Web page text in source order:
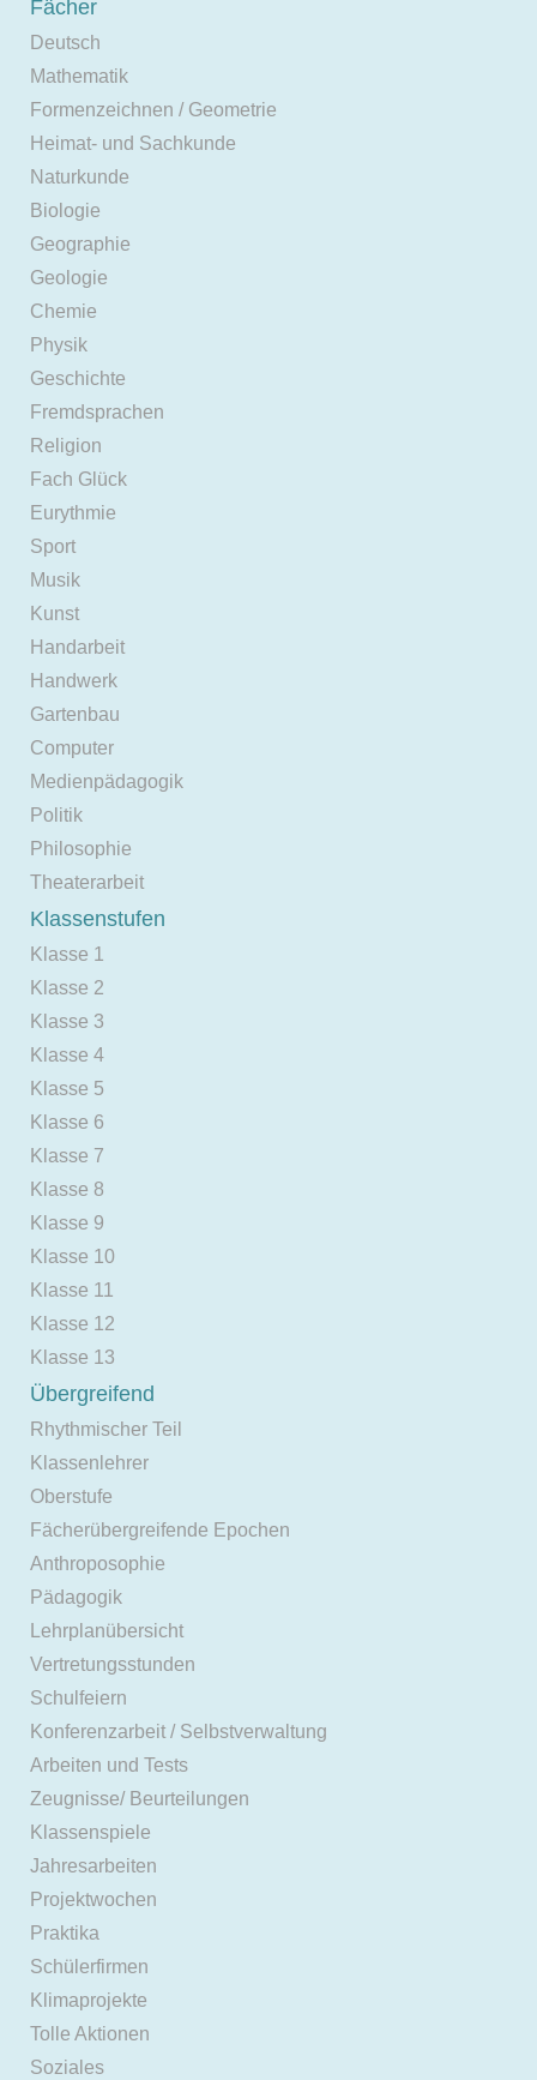
Fächer
Deutsch
Mathematik
Formenzeichnen / Geometrie
Heimat- und Sachkunde
Naturkunde
Biologie
Geographie
Geologie
Chemie
Physik
Geschichte
Fremdsprachen
Religion
Fach Glück
Eurythmie
Sport
Musik
Kunst
Handarbeit
Handwerk
Gartenbau
Computer
Medienpädagogik
Politik
Philosophie
Theaterarbeit
Klassenstufen
Klasse 1
Klasse 2
Klasse 3
Klasse 4
Klasse 5
Klasse 6
Klasse 7
Klasse 8
Klasse 9
Klasse 10
Klasse 11
Klasse 12
Klasse 13
Übergreifend
Rhythmischer Teil
Klassenlehrer
Oberstufe
Fächerübergreifende Epochen
Anthroposophie
Pädagogik
Lehrplanübersicht
Vertretungsstunden
Schulfeiern
Konferenzarbeit / Selbstverwaltung
Arbeiten und Tests
Zeugnisse/ Beurteilungen
Klassenspiele
Jahresarbeiten
Projektwochen
Praktika
Schülerfirmen
Klimaprojekte
Tolle Aktionen
Soziales